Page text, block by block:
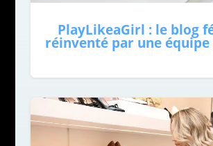
PlayLikeaGirl : le blog
réinventé par une